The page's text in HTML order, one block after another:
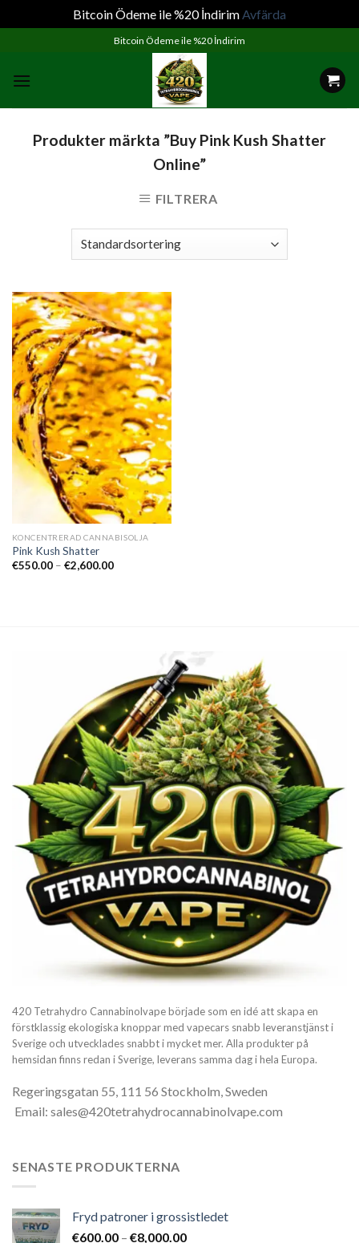
Bitcoin Ödeme ile %20 İndirimAvfärda
content
Bitcoin Ödeme ile %20 İndirim
Produkter märkta ”Buy Pink Kush Shatter
Online”
FILTRERA
KONCENTRERAD CANNABISOLJA
Pink Kush Shatter
€550.00 – €2,600.00Prisintervall:
420 Tetrahydro Cannabinolvape började som en idé att skapa en
förstklassig ekologiska knoppar med vapecars snabb leveranstjänst i
Sverige och utvecklades snabbt i mycket mer. Alla produkter på
hemsidan finns redan i Sverige, leverans samma dag i hela Europa.
Regeringsgatan 55, 111 56 Stockholm, Sweden
Email: sales@420tetrahydrocannabinolvape.com
SENASTE PRODUKTERNA
Fryd patroner i grossistledet
€600.00 – €8,000.00Prisintervall: